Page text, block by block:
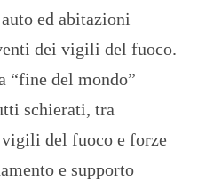
ed abitazioni
dei vigili del fuoco.
“fine del mondo”
schierati, tra
del fuoco e forze
e supporto